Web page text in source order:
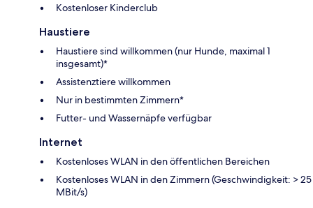
Kostenloser Kinderclub
Haustiere
Haustiere sind willkommen (nur Hunde, maximal 1
insgesamt)*
Assistenztiere willkommen
Nur in bestimmten Zimmern*
Futter- und Wassernäpfe verfügbar
Internet
Kostenloses WLAN in den öffentlichen Bereichen
Kostenloses WLAN in den Zimmern (Geschwindigkeit: > 25
MBit/s)